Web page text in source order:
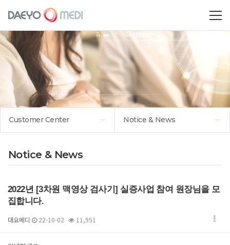
Customer Center Notice & News
Notice & News
2022년 [3차원 맥영상 검사기] 실증사업 참여 원장님을 모
집합니다.
대요메디 22-10-02 11,951